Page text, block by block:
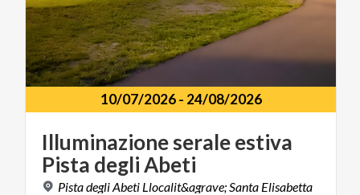
10/07/2026- 24/08/2026
Illuminazioneseraleestiva
Pista degliAbeti
PistadegliAbeti Llocalit&agrave; Santa Elisabetta